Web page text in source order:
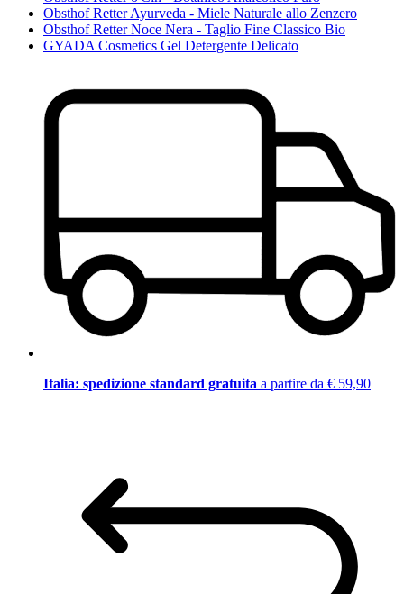
Obsthof Retter Ayurveda - Miele Naturale allo Zenzero
Obsthof Retter Noce Nera - Taglio Fine Classico Bio
GYADA Cosmetics Gel Detergente Delicato
Italia: spedizione standard gratuita a partire da € 59,90